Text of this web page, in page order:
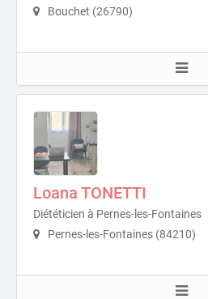
Bouchet (26790)
Loana TONETTI
Diététicien à Pernes-les-Fontaines
Pernes-les-Fontaines (84210)